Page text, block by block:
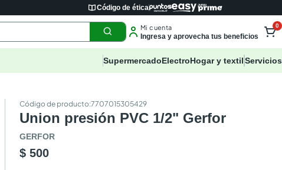
Código de ética
Mi cuenta
Ingresa y aprovecha tus beneficios
0
SupermercadoElectroHogar y textilServicios
:7707015305429
Union presión PVC 1/2" Gerfor
GERFOR
$ 500